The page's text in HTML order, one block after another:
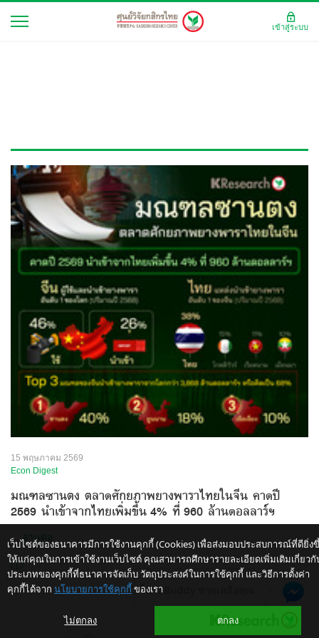
15 พฤษภาคม 2569
Econ Digest
มณฑลซานตง ตลาดศักยภาพยางพาราไทยในจีน คาดปี
2569 นำเข้าจากไทยเพิ่มขึ้น 4% ที่ 960 ล้านดอลลาร์ฯ
...อ่านต่อ
เว็บไซต์ของธนาคารมีการใช้งานคุกกี้ (Cookies) เพื่อส่งมอบประสบการณ์ที่ดียิ่ง
ให้แก่คุณในการเข้าใช้งานเว็บไซต์ คุณสามารถศึกษารายละเอียดเพิ่มเติมเกี่ยวกั
ประเภทของคุกกี้ที่ธนาคารจัดเก็บ วัตถุประสงค์ในการใช้คุกกี้ และวิธีการตั้งค่า
คุกกี้ได้จาก นโยบายการใช้คุกกี้ ของเรา
ไม่ตกลง ตกลง
เข้าสู่ระบบ
ให้ K-Buddy ช่วยเหลือคุณ